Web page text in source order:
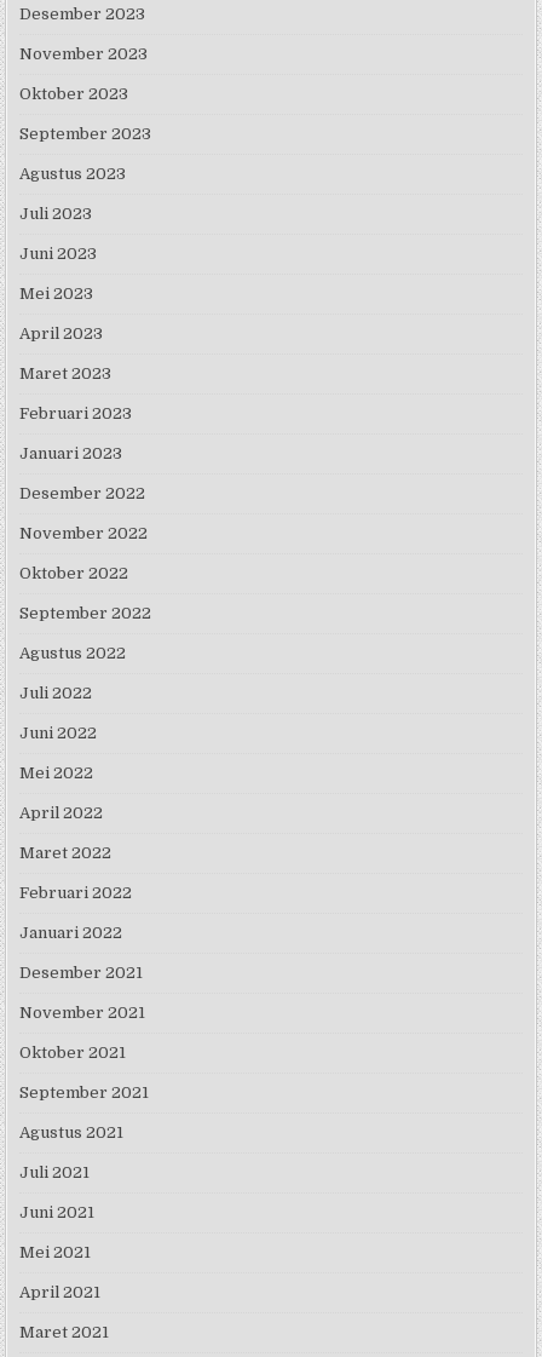
Desember 2023
November 2023
Oktober 2023
September 2023
Agustus 2023
Juli 2023
Juni 2023
Mei 2023
April 2023
Maret 2023
Februari 2023
Januari 2023
Desember 2022
November 2022
Oktober 2022
September 2022
Agustus 2022
Juli 2022
Juni 2022
Mei 2022
April 2022
Maret 2022
Februari 2022
Januari 2022
Desember 2021
November 2021
Oktober 2021
September 2021
Agustus 2021
Juli 2021
Juni 2021
Mei 2021
April 2021
Maret 2021